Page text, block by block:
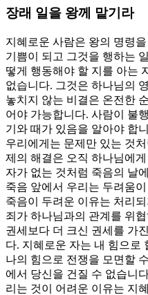
장래 일을 왕께 맡기라
지혜로운 사람은 왕의 명령
기쁨이 되고 그것을 행하는
떻게 행동해야 할 지를 아는
없습니다. 그것은 하나님의
놓치지 않는 비결은 온전한
어야 가능합니다. 사람이 불
기와 때가 있음을 알아야 합
우리에게는 문제만 있는 것
제의 해결은 오직 하나님에
자가 없는 것처럼 죽음의 날
죽음 앞에서 우리는 두려움
죽음이 두려운 이유는 처리
죄가 하나님과의 관계를 위
권세보다 더 크신 권세를 가
다. 지혜로운 자는 내 힘으로
나의 힘으로 전쟁을 모면할
에서 당신을 건질 수 없습니
리는 것이 어려운 이유는 지